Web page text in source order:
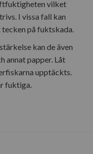
vilket
I vissa fall kan
på fuktskada.
kan de även
annat papper. Låt
upptäckts.
fuktiga.